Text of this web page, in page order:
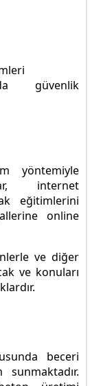
güvenlik
yöntemiyle
internet
eğitimlerini
online
ve diğer
ve konuları
beceri